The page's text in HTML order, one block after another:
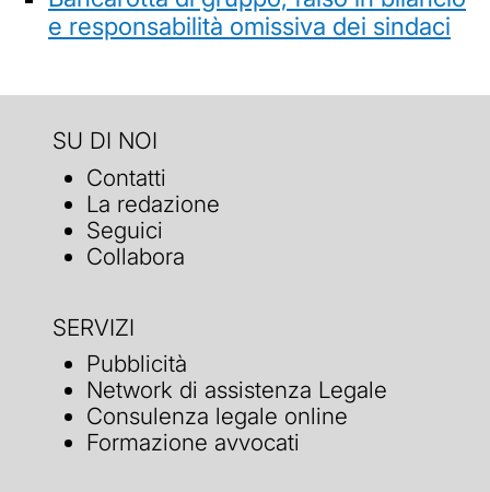
e responsabilità omissiva dei sindaci
SU DI NOI
Contatti
La redazione
Seguici
Collabora
SERVIZI
Pubblicità
Network di assistenza Legale
Consulenza legale online
Formazione avvocati